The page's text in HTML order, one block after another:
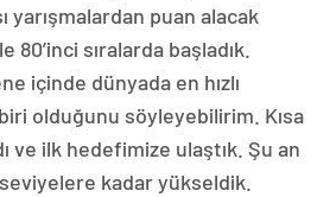
yarışmalardan puan alacak
sıralarda başladık.
içinde dünyada en hızlı
olduğunu söyleyebilirim. Kısa
ve ilk hedefimize ulaştık. Şu an
kadar yükseldik.